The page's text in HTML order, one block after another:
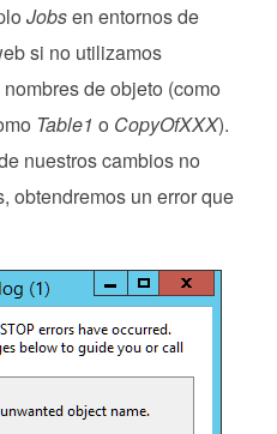
Jobsen entornos de
si no utilizamos
de objeto (como
Table1 o CopyOfXXX).
nuestros cambios no
obtendremos un error que